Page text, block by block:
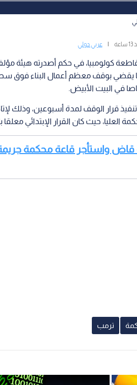
عربي دولي
كولومبيا، في حكم أصدرته هيئة
يقضي بوقف معظم أعمال البناء فوق
في البيت الأبيض.
قرار الوقف لمدة أسبوعين، وذلك
العليا، حيث كان القرار الإبتدائي
قاض واستأجر قاعة محكمة
ترمب